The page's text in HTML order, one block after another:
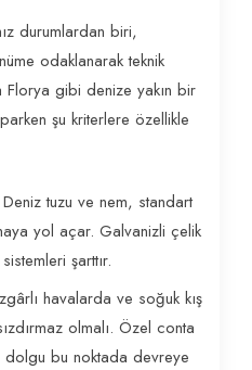
durumlardan biri,
odaklanarak teknik
Florya gibi denize yakın bir
şu kriterlere özellikle
Deniz tuzu ve nem, standart
yol açar. Galvanizli çelik
şarttır.
havalarda ve soğuk kış
olmalı. Özel conta
dolgu bu noktada devreye